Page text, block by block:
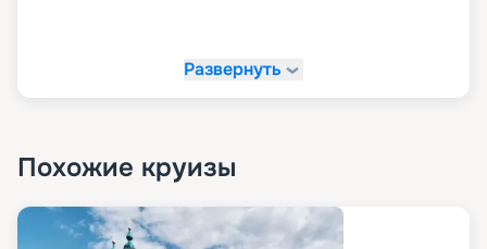
Развернуть
Похожие круизы